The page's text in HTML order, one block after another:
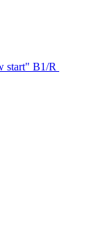
start" B1/R